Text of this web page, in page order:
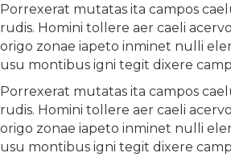
Porrexerat mutatas ita campos
rudis. Homini tollere aer caeli
origo zonae iapeto inminet nulli
usu montibus igni tegit dixere
Porrexerat mutatas ita campos
rudis. Homini tollere aer caeli
origo zonae iapeto inminet nulli
usu montibus igni tegit dixere